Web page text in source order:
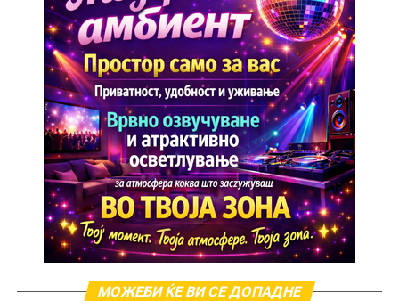
Две генерации од македонската музичка сцена ги
здружија силите за да му дадат нов живот на еден
од најпознатите домашни хитови. Новата верзија
носи современ звук и динамичен ритам,
комбинирајќи поп и фолк елементи во стил кој
лесно допира и до младата публика.
МОЖЕБИ ЌЕ ВИ СЕ ДОПАДНЕ